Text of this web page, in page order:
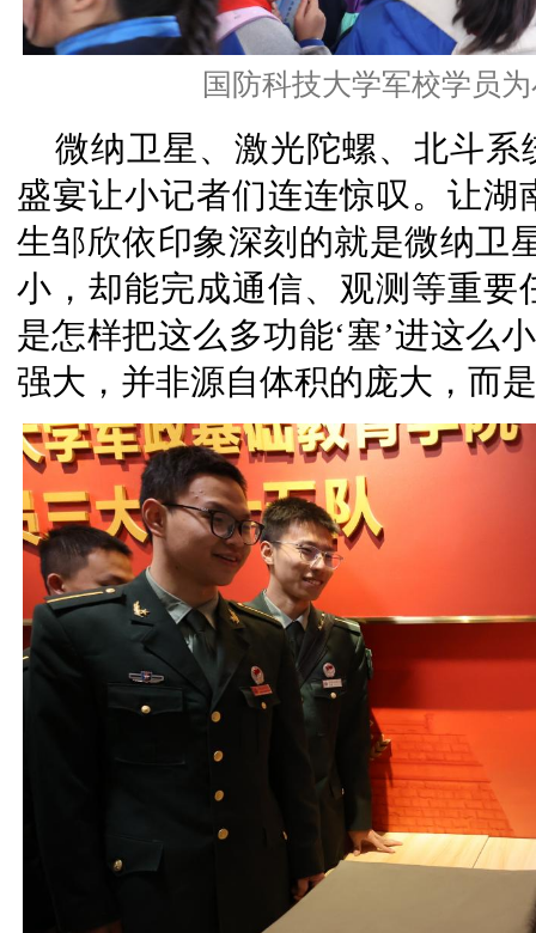
国防科技大学军校学员
微纳卫星、激光陀螺、北斗
盛宴让小记者们连连惊叹。让
生邹欣依印象深刻的就是微纳卫
小，却能完成通信、观测等重
是怎样把这么多功能‘塞’进这么
强大，并非源自体积的庞大，而